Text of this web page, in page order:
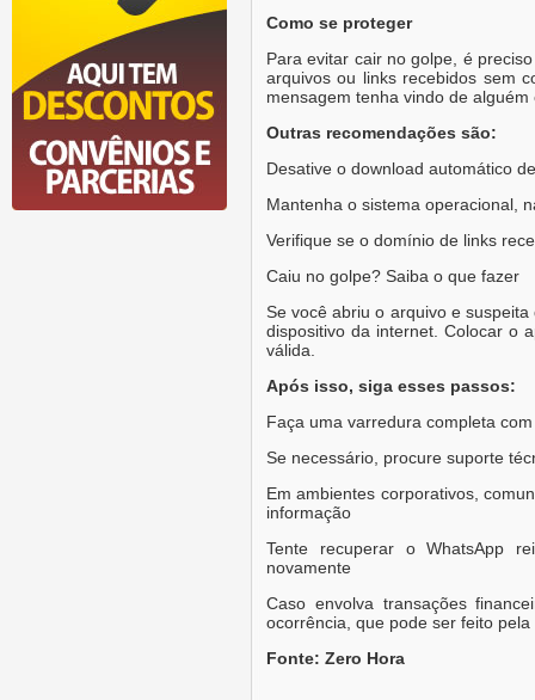
Como se proteger
Para evitar cair no golpe, é
arquivos ou links recebidos sem
mensagem tenha vindo de alguém
Outras recomendações são:
Desative o download automático
Mantenha o sistema operacional,
Verifique se o domínio de links
Caiu no golpe? Saiba o que fazer
Se você abriu o arquivo e
dispositivo da internet. Colocar o
válida.
Após isso, siga esses passos:
Faça uma varredura completa
Se necessário, procure suporte
Em ambientes corporativos,
informação
Tente recuperar o WhatsApp
novamente
Caso envolva transações
ocorrência, que pode ser feito pela
Fonte: Zero Hora